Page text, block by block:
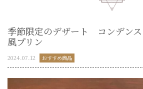
季節限定のデザート コンデンス
風プリン
2024.07.12 おすすめ商品